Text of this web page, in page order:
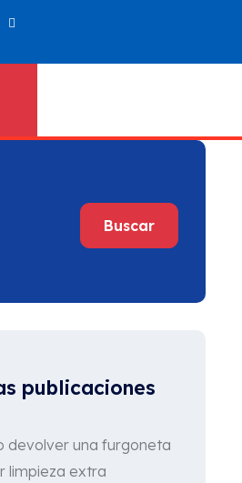
Buscar
publicaciones
devolver una furgoneta
limpieza extra